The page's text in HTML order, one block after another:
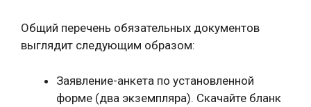
Общий перечень обязательных документов
выглядит следующим образом:
Заявление-анкета по установленной
форме (два экземпляра). Скачайте бланк